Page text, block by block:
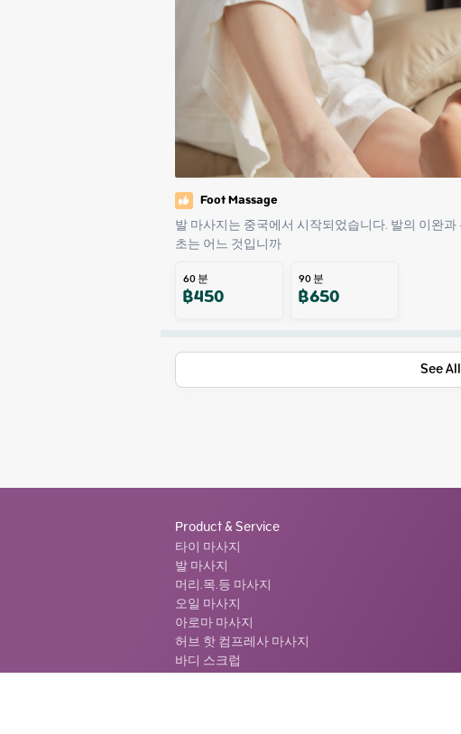
Foot Massage
발 마사지는 중국에서 시작되었습니다. 발의 이완
초는 어느 것입니까
60분
฿450 90분
฿650
See
Product & Service
타이 마사지
발 마사지
머리.목.등 마사지
오일 마사지
아로마 마사지
허브 핫 컴프레사 마사지
바디 스크럽